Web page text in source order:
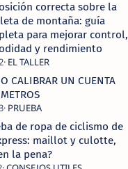
correcta sobre la
de montaña: guía
para mejorar control,
y rendimiento
CALIBRAR UN CUENTA
de ropa de ciclismo de
maillot y culotte,
la pena?